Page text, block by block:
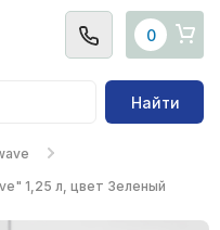
0
Найти
1,25 л, цвет Зеленый